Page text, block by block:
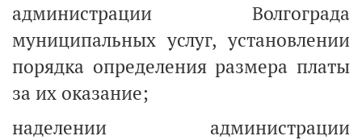
администрации Волгограда
муниципальных услуг, установлении
порядка определения размера платы
за их оказание;
наделении администрации